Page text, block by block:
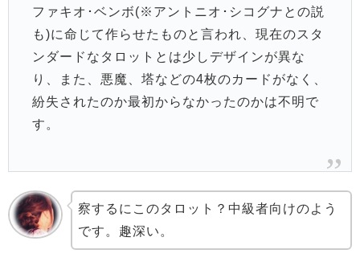
ファキオ･ベンボ(※アントニオ･シコグナとの説
も)に命じて作らせたものと言われ、現在のスタ
ンダードなタロットとは少しデザインが異な
り、また、悪魔、塔などの4枚のカードがなく、
紛失されたのか最初からなかったのかは不明で
す。
察するにこのタロット？中級者向けのよう
です。趣深い。